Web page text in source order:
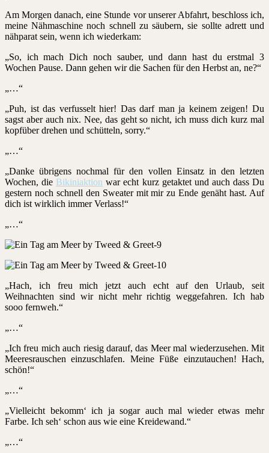
Am Morgen danach, eine Stunde vor unserer Abfahrt, beschloss ich,
meine Nähmaschine noch schnell zu säubern, sie sollte adrett und
nähparat sein, wenn ich wiederkam:
„So, ich mach Dich noch sauber, und dann hast du erstmal 3
Wochen Pause. Dann gehen wir die Sachen für den Herbst an, ne?“
„…“
„Puh, ist das verfusselt hier! Das darf man ja keinem zeigen! Du
sagst aber auch nix. Nee, das geht so nicht, ich muss dich kurz mal
kopfüber drehen und schütteln, sorry.“
„…“
„Danke übrigens nochmal für den vollen Einsatz in den letzten
Wochen, die Bikiniaktion war echt kurz getaktet und auch dass Du
gestern noch schnell den Sweater mit mir zu Ende genäht hast. Auf
dich ist wirklich immer Verlass!“
„…“
„Hach, ich freu mich jetzt auch echt auf den Urlaub, seit
Weihnachten sind wir nicht mehr richtig weggefahren. Ich hab
sooo fernweh.“
„…“
„Ich freu mich auch riesig darauf, das Meer mal wiederzusehen. Mit
Meeresrauschen einzuschlafen. Meine Füße einzutauchen! Hach,
schön!“
„…“
„Vielleicht bekomm‘ ich ja sogar auch mal wieder etwas mehr
Farbe. Ich seh‘ schon aus wie eine Kreidewand.“
„…“